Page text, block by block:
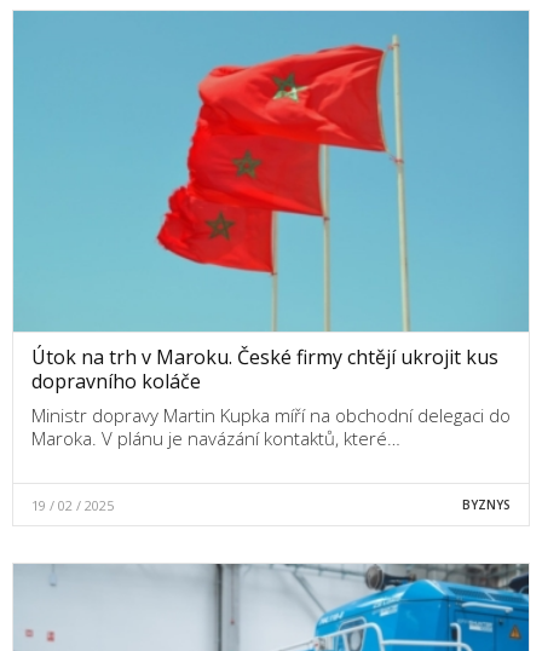
Útok na trh v Maroku. České firmy chtějí ukrojit kus
dopravního koláče
Ministr dopravy Martin Kupka míří na obchodní delegaci do
Maroka. V plánu je navázání kontaktů, které…
19 / 02 / 2025 BYZNYS